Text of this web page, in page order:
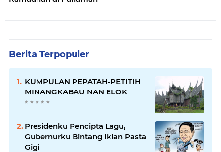
Berita Terpopuler
KUMPULAN PEPATAH-PETITIH
MINANGKABAU NAN ELOK
Presidenku Pencipta Lagu,
Gubernurku Bintang Iklan Pasta
Gigi